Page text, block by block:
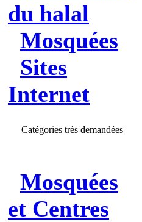
du halal
Mosquées
Sites
Internet
Catégories très demandées
Mosquées
et Centres